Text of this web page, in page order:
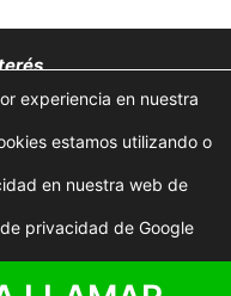
horas• Creado con
experiencia en nuestra
estamos utilizando o
en nuestra web de
privacidad de Google